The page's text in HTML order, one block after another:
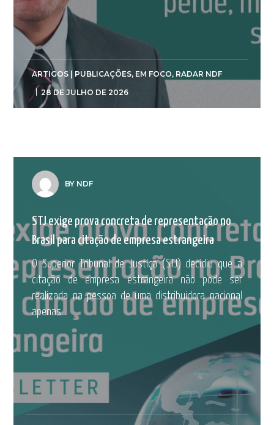
ARTIGOS | PUBLICAÇÕES, EM FOCO, RADAR NDF
28 DE JULHO DE 2026
BY NDF
STJ exige prova concreta de representação no
Brasil para citação de empresa estrangeira
O Superior Tribunal de Justiça (STJ) decidiu que a
citação de empresa estrangeira não pode ser
realizada na pessoa de uma distribuidora nacional
apenas...